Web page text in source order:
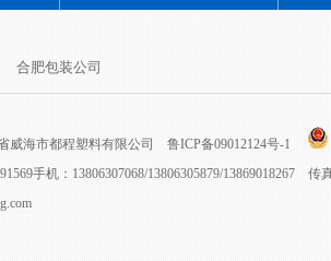
合肥包装公司
威海市都程塑料有限公司 鲁ICP备09012124号-1
手机：13806307068/13806305879/13869018267